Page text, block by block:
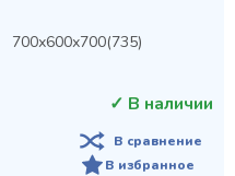
700х600х700(735)
✓ В наличии
В сравнение
В избранное